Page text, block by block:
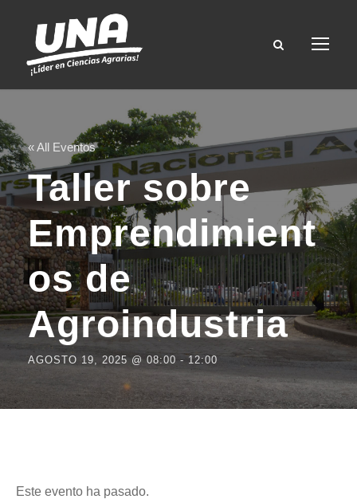
« All Eventos
Taller sobre
Emprendimient
os de
Agroindustria
AGOSTO 19, 2025 @ 08:00 - 12:00
Este evento ha pasado.